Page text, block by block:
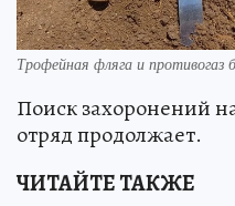
Трофейная фляга и
Поиск захоронений
отряд продолжает.
ЧИТАЙТЕ ТАКЖЕ